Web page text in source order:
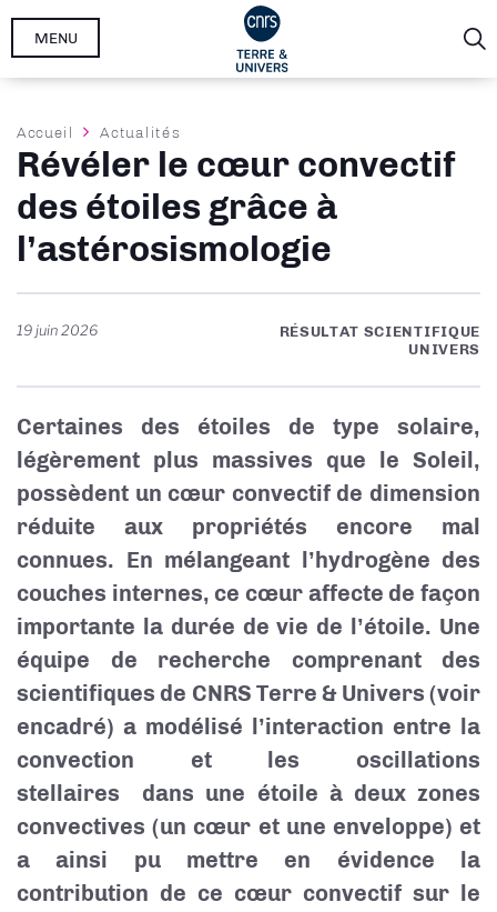
Aller
MENU
Fil
d'Ariane
Accueil Actualités
Révéler le cœur convectif
des étoiles grâce à
l’astérosismologie
19 juin 2026
RÉSULTAT SCIENTIFIQUE
UNIVERS
Certaines des étoiles de type solaire,
légèrement plus massives que le Soleil,
possèdent un cœur convectif de dimension
réduite aux propriétés encore mal
connues. En mélangeant l’hydrogène des
couches internes, ce cœur affecte de façon
importante la durée de vie de l’étoile. Une
équipe de recherche comprenant des
scientifiques de CNRS Terre & Univers (voir
encadré) a modélisé l’interaction entre la
convection et les oscillations
stellaires
dans une étoile à deux zones
convectives (un cœur et une enveloppe) et
a ainsi pu mettre en évidence la
contribution de ce cœur convectif sur le